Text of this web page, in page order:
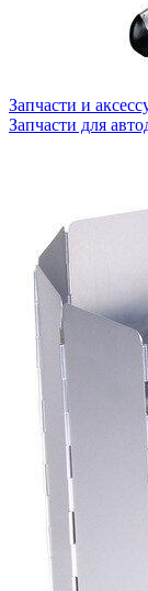
Запчасти и
Запчасти для